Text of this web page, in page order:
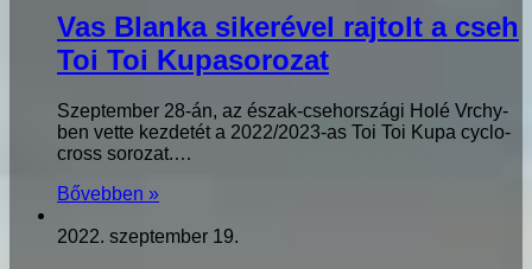
Vas Blanka sikerével rajtolt a cseh
Toi Toi Kupasorozat
Szeptember 28-án, az észak-csehországi Holé Vrchy-
ben vette kezdetét a 2022/2023-as Toi Toi Kupa cyclo-
cross sorozat.…
Bővebben »
2022. szeptember 19.